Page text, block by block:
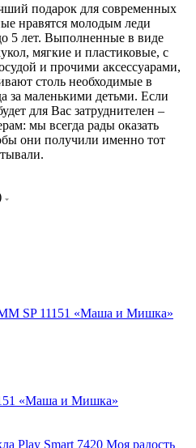
подарок для современных
нравятся молодым леди
5 лет. Выполненные в виде
мягкие и пластиковые, с
и прочими аксессуарами,
столь необходимые в
за маленькими детьми. Если
для Вас затруднителен –
мы всегда рады оказать
они получили именно тот
«Маша и Мишка»